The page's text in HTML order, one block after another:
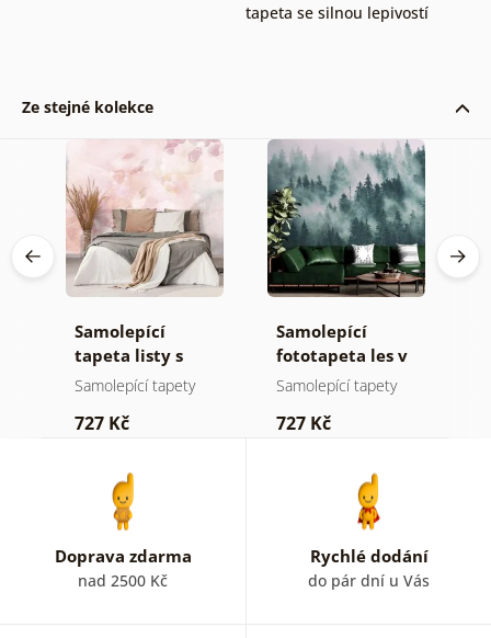
tapeta se silnou lepivostí
Ze stejné kolekce
Samolepící
tapeta listy s
pastelovým
Samolepící tapety
727 Kč
Samolepící
fototapeta les v
mlze
Samolepící tapety
727 Kč
Doprava zdarma
nad 2500 Kč
Rychlé dodání
do pár dní u Vás